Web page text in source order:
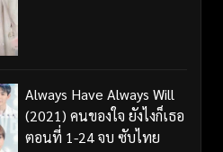
Always Have Always Will
(2021) คนของใจ ยังไงก็เธอ
ตอนที่ 1-24 จบ ซับไทย